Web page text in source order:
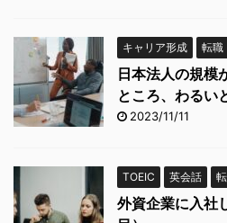
キャリア形成 転職
日本法人の規模
ところ、わるい
2023/11/11
TOEIC 英会話
外資企業に入社